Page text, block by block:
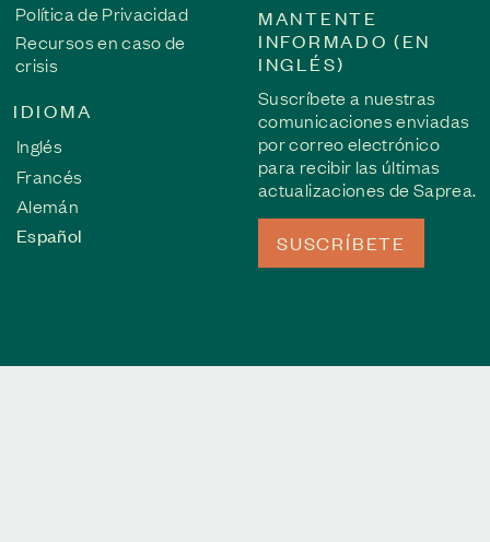
Política de Privacidad
Recursos en caso de
crisis
IDIOMA
Inglés
Francés
Alemán
Español
MANTENTE
INFORMADO (EN
INGLÉS)
Suscríbete a nuestras
comunicaciones enviadas
por correo electrónico
para recibir las últimas
actualizaciones de Saprea.
SUSCRÍBETE